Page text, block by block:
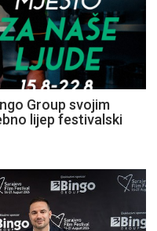
Group svojim
lijep festivalski